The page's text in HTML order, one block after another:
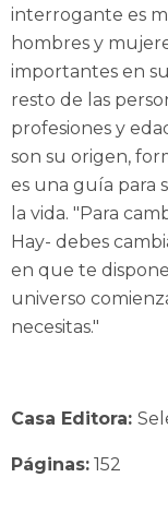
interrogante es
hombres y
importantes en
resto de las
profesiones y
son su origen,
es una guía para
la vida. "Para
Hay- debes
en que te
universo
necesitas."
Casa Editora:
Páginas: 152